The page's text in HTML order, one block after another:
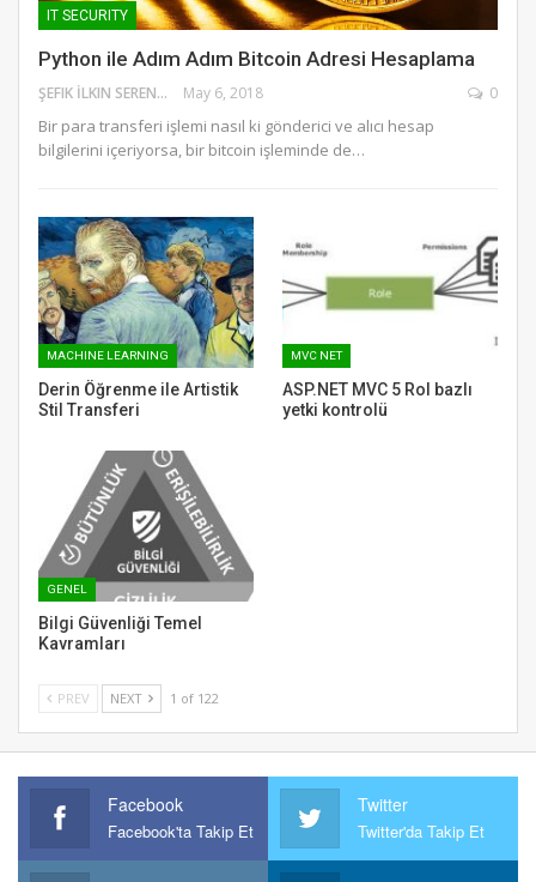
IT SECURITY
Python ile Adım Adım Bitcoin Adresi Hesaplama
ŞEFIK İLKIN SERENGIL May 6, 2018 0
Bir para transferi işlemi nasıl ki gönderici ve alıcı hesap
bilgilerini içeriyorsa, bir bitcoin işleminde de…
MACHINE LEARNING
Derin Öğrenme ile Artistik
Stil Transferi
MVC NET
ASP.NET MVC 5 Rol bazlı
yetki kontrolü
GENEL
Bilgi Güvenliği Temel
Kavramları
PREV NEXT 1 of 122
Facebook
Facebook'ta Takip Et
Twitter
Twitter'da Takip Et